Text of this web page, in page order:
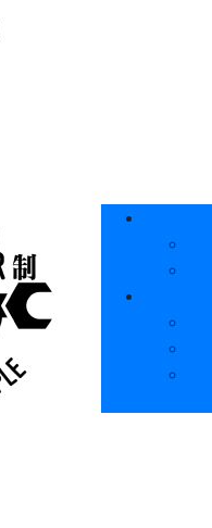
메인 메뉴